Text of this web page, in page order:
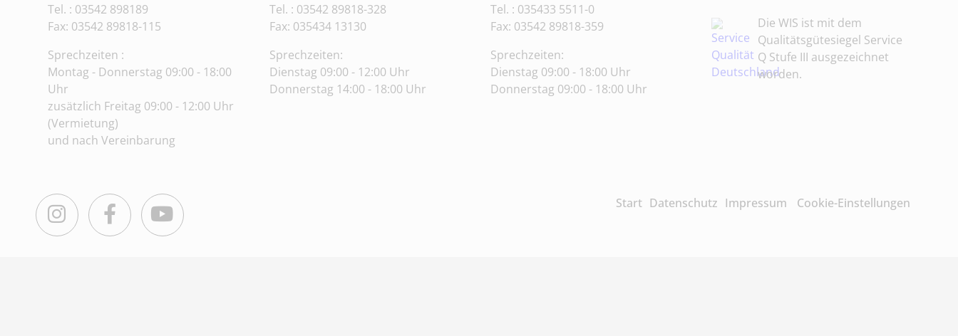
Tel. : 03542 898189
Fax: 03542 89818-115
Sprechzeiten :
Montag - Donnerstag 09:00 - 18:00
Uhr
zusätzlich Freitag 09:00 - 12:00 Uhr
(Vermietung)
und nach Vereinbarung
Tel. : 03542 89818-328
Fax: 035434 13130
Sprechzeiten:
Dienstag 09:00 - 12:00 Uhr
Donnerstag 14:00 - 18:00 Uhr
Tel. : 035433 5511-0
Fax: 03542 89818-359
Sprechzeiten:
Dienstag 09:00 - 18:00 Uhr
Donnerstag 09:00 - 18:00 Uhr
Die WIS ist mit dem
Qualitätsgütesiegel Service
Q Stufe III ausgezeichnet
worden.
Instagram Facebook Youtube
Start Datenschutz Impressum Cookie-Einstellungen